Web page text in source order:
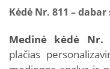
Kėdė Nr. 811 –
Medinė kėdė Nr.
plačias